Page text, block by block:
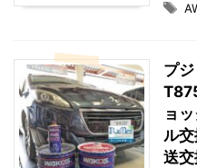
プ
ョ
ル
送